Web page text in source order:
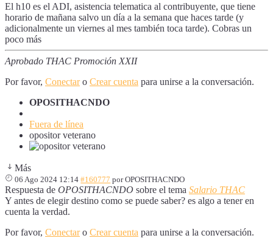
El h10 es el ADI, asistencia telematica al contribuyente, que tiene
horario de mañana salvo un día a la semana que haces tarde (y
adicionalmente un viernes al mes también toca tarde). Cobras un
poco más
Aprobado THAC Promoción XXII
Por favor, Conectaro Crear cuenta para unirse a la conversación.
OPOSITHACNDO
Fuera de línea
opositor veterano
Más
06 Ago 2024 12:14 #160777 porOPOSITHACNDO
Respuesta de OPOSITHACNDO sobre el tema Salario THAC
Y antes de elegir destino como se puede saber? es algo a tener en
cuenta la verdad.
Por favor, Conectaro Crear cuenta para unirse a la conversación.